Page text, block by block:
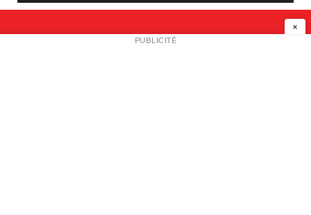
NEWSLETTER
×
PUBLICITÉ